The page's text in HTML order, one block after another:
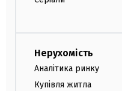
Нерухомість
Аналітика ринку
Купівля житла